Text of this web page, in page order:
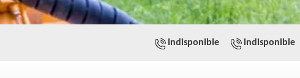
indisponible indisponible